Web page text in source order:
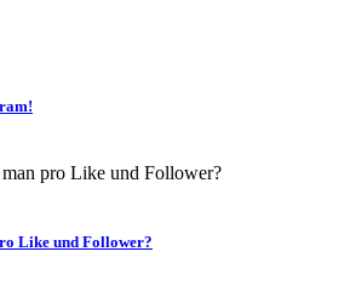
Like und Follower?